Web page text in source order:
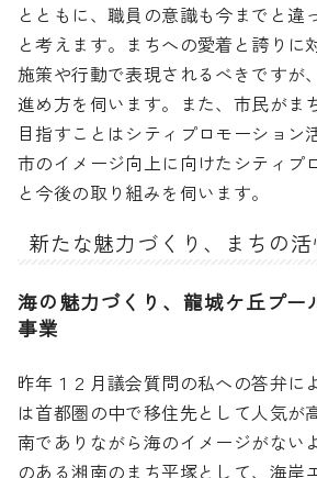
とともに、職員の意識も今までと違
と考えます。まちへの愛着と誇りに
施策や行動で表現されるべきですが
進め方を伺います。また、市民がま
目指すことはシティプロモーション
市のイメージ向上に向けたシティプ
と今後の取り組みを伺います。
新たな魅力づくり、まちの
海の魅力づくり、龍城ケ丘プー
事業
昨年１２月議会質問の私への答弁に
は首都圏の中で移住先として人気が
南でありながら海のイメージがない
のある湘南のまち平塚として、海岸